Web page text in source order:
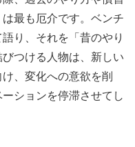
最も厄介です。ベンチ
り、それを「昔のやり
つける人物は、新しい
、変化への意欲を削
ションを停滞させてし